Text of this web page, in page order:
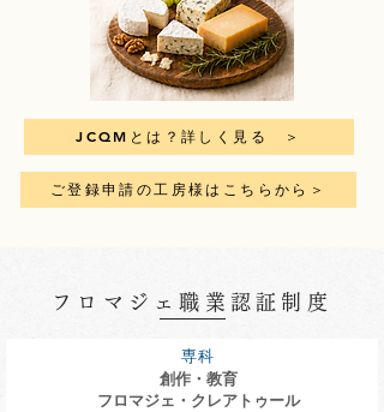
JCQMとは？詳しく見る ＞
ご登録申請の工房様はこちらから＞
フロマジェ職業認証制度
​専科
創作・教育
フロマジェ ・ クレアトゥール